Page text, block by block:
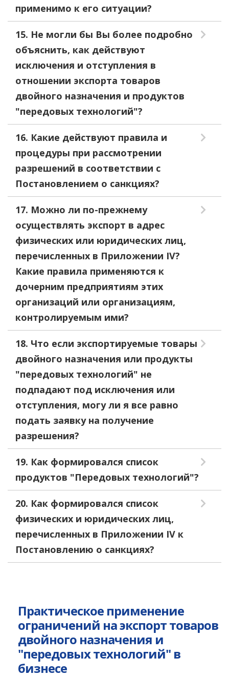
применимо к его ситуации?
15. Не могли бы Вы более подробно
объяснить, как действуют
исключения и отступления в
отношении экспорта товаров
двойного назначения и продуктов
"передовых технологий"?
16. Какие действуют правила и
процедуры при рассмотрении
разрешений в соответствии с
Постановлением о санкциях?
17. Можно ли по-прежнему
осуществлять экспорт в адрес
физических или юридических лиц,
перечисленных в Приложении IV?
Какие правила применяются к
дочерним предприятиям этих
организаций или организациям,
контролируемым ими?
18. Что если экспортируемые товары
двойного назначения или продукты
"передовых технологий" не
подпадают под исключения или
отступления, могу ли я все равно
подать заявку на получение
разрешения?
19. Как формировался список
продуктов "Передовых технологий"?
20. Как формировался список
физических и юридических лиц,
перечисленных в Приложении IV к
Постановлению о санкциях?
Практическое применение
ограничений на экспорт товаров
двойного назначения и
"передовых технологий" в
бизнесе